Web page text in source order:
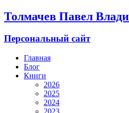
Толмачев Павел
Персональный сайт
Главная
Блог
Книги
2026
2025
2024
2023